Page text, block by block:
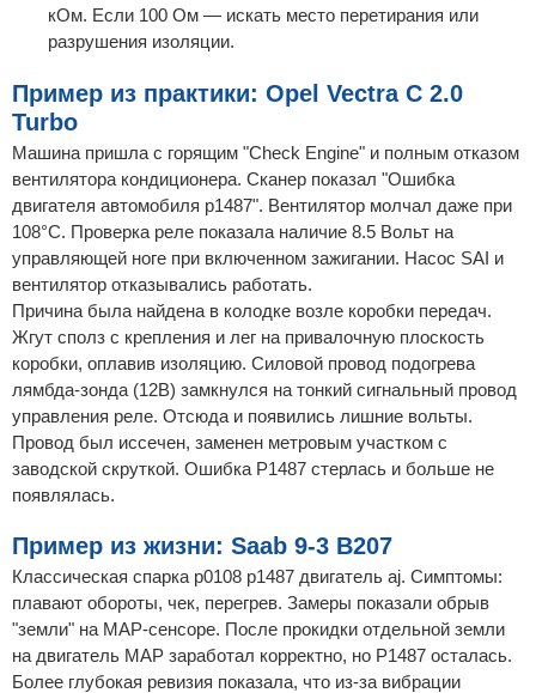
кОм. Если 100 Ом — искать место перетирания или
разрушения изоляции.
Пример из практики: Opel Vectra C 2.0
Turbo
Машина пришла с горящим "Check Engine" и полным отказом
вентилятора кондиционера. Сканер показал "Ошибка
двигателя автомобиля p1487". Вентилятор молчал даже при
108°C. Проверка реле показала наличие 8.5 Вольт на
управляющей ноге при включенном зажигании. Насос SAI и
вентилятор отказывались работать.
Причина была найдена в колодке возле коробки передач.
Жгут сполз с крепления и лег на привалочную плоскость
коробки, оплавив изоляцию. Силовой провод подогрева
лямбда-зонда (12В) замкнулся на тонкий сигнальный провод
управления реле. Отсюда и появились лишние вольты.
Провод был иссечен, заменен метровым участком с
заводской скруткой. Ошибка P1487 стерлась и больше не
появлялась.
Пример из жизни: Saab 9-3 B207
Классическая спарка p0108 p1487 двигатель aj. Симптомы:
плавают обороты, чек, перегрев. Замеры показали обрыв
"земли" на MAP-сенсоре. После прокидки отдельной земли
на двигатель MAP заработал корректно, но P1487 осталась.
Более глубокая ревизия показала, что из-за вибрации